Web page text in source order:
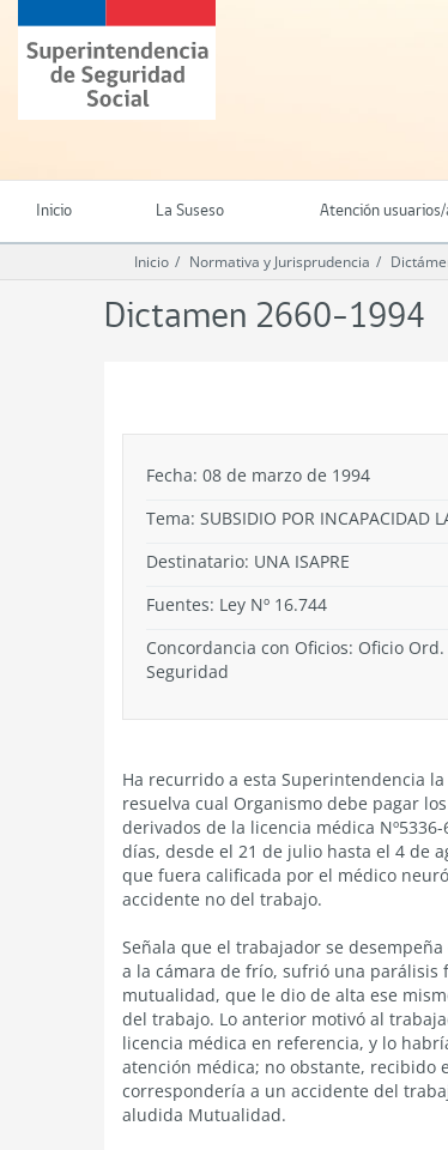
contenido
principal
Superintendencia
de
Seguridad
(SUSESO)
Chile
Inicio La Suseso Atención usuarios/
Inicio Normativa y Jurisprudencia
Dictamen 2660-1994
Fecha: 08 de marzo de 1994
Tema: SUBSIDIO POR INCAPACIDAD
Destinatario: UNA ISAPRE
Fuentes: Ley Nº 16.744
Concordancia con Oficios: Oficio
Seguridad
Ha recurrido a esta Superintendencia
resuelva cual Organismo debe pagar
derivados de la licencia médica
días, desde el 21 de julio hasta el 4 de
que fuera calificada por el médico
accidente no del trabajo.
Señala que el trabajador se
a la cámara de frío, sufrió una
mutualidad, que le dio de alta ese
del trabajo. Lo anterior motivó al
licencia médica en referencia, y lo
atención médica; no obstante, recibido
correspondería a un accidente del
aludida Mutualidad.